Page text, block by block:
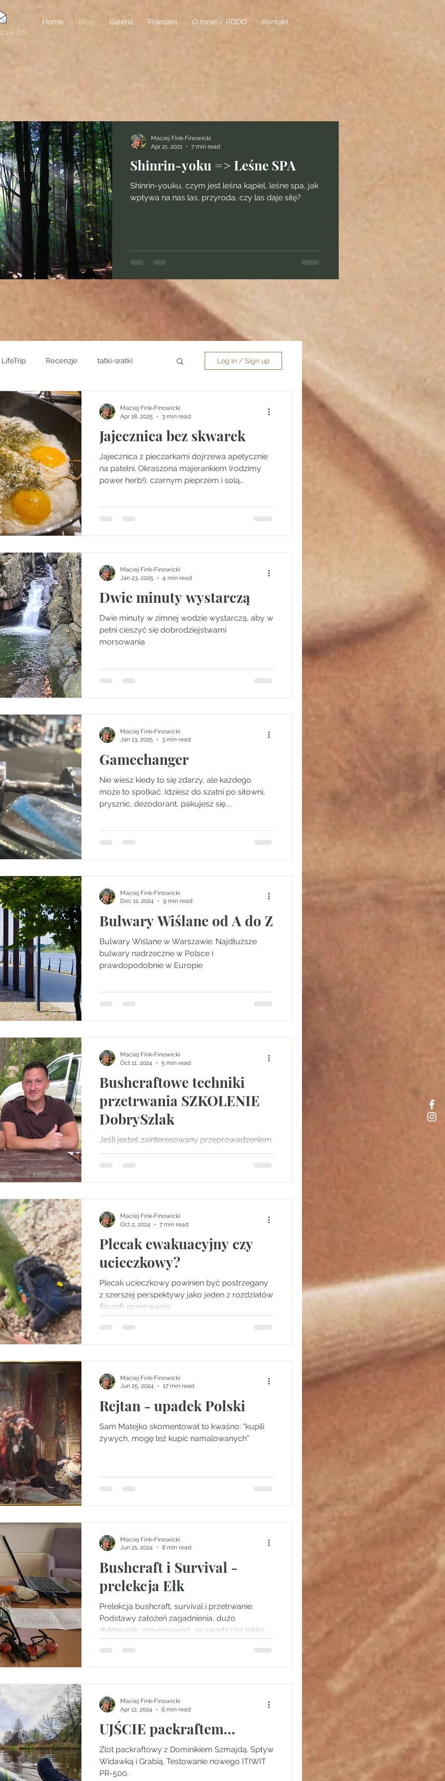
Home Blog Galeria Polecani O mnie / RODO Kontakt
Shinrin-yoku => Leśne SPA
Shinrin-youku, czym jest leśna kąpiel, leśne spa, jak
wpływa na nas las, przyroda, czy las daje siłę?
Maciej Fink-Finowicki
Apr 21, 2021
7 min read
LifeTrip Recenzje tatki-sratki
przetrwanie
Log in / Sign up
Jajecznica bez skwarek
Jajecznica z pieczarkami dojrzewa apetycznie
na patelni. Okraszona majerankiem (rodzimy
power herb!), czarnym pieprzem i solą
Maciej Fink-Finowicki
Apr 18, 2025
3 min read
Dwie minuty wystarczą
Dwie minuty w zimnej wodzie wystarczą, aby w
pełni cieszyć się dobrodziejstwami
morsowania
Maciej Fink-Finowicki
Jan 23, 2025
4 min read
Gamechanger
Nie wiesz kiedy to się zdarzy, ale każdego
może to spotkać. Idziesz do szatni po siłowni,
prysznic, dezodorant, pakujesz się....
Maciej Fink-Finowicki
Jan 13, 2025
3 min read
Bulwary Wiślane od A do Z
Bulwary Wiślane w Warszawie. Najdłuższe
bulwary nadrzeczne w Polsce i
prawdopodobnie w Europie
Maciej Fink-Finowicki
Dec 11, 2024
9 min read
Bushcraftowe techniki
przetrwania SZKOLENIE
DobrySzlak
Jeśli jesteś zainteresowany przeprowadzeniem
szkolenia bushcraftowego skontaktuj się ze
mną przez tą stronę
Maciej Fink-Finowicki
Oct 11, 2024
5 min read
Plecak ewakuacyjny czy
ucieczkowy?
Plecak ucieczkowy powinien być postrzegany
z szerszej perspektywy jako jeden z rozdziałów
filozofii przetrwania
Maciej Fink-Finowicki
Oct 2, 2024
7 min read
Rejtan - upadek Polski
Sam Matejko skomentował to kwaśno: “kupili
żywych, mogę też kupić namalowanych”
Maciej Fink-Finowicki
Jun 25, 2024
17 min read
Bushcraft i Survival -
prelekcja Ełk
Prelekcja bushcraft, survival i przetrwanie.
Podstawy założeń zagadnienia, dużo
dykteryjek, przypowieści, ze swada i na lekko
Maciej Fink-Finowicki
Jun 21, 2024
8 min read
UJŚCIE packraftem...
Zlot packraftowy z Dominikiem Szmajdą. Spływ
Widawką i Grabią. Testowanie nowego ITIWIT
PR-500.
Maciej Fink-Finowicki
Apr 12, 2024
6 min read